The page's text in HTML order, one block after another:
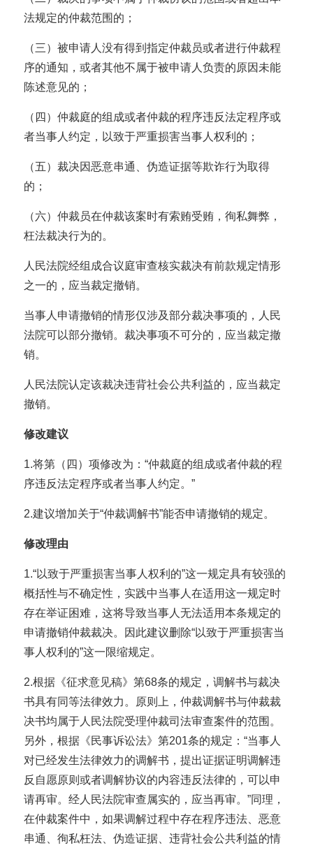
法规定的仲裁范围的；
（三）被申请人没有得到指定仲裁员或者进行仲裁程
序的通知，或者其他不属于被申请人负责的原因未能
陈述意见的；
（四）仲裁庭的组成或者仲裁的程序违反法定程序或
者当事人约定，以致于严重损害当事人权利的；
（五）裁决因恶意串通、伪造证据等欺诈行为取得
的；
（六）仲裁员在仲裁该案时有索贿受贿，徇私舞弊，
枉法裁决行为的。
人民法院经组成合议庭审查核实裁决有前款规定情形
之一的，应当裁定撤销。
当事人申请撤销的情形仅涉及部分裁决事项的，人民
法院可以部分撤销。裁决事项不可分的，应当裁定撤
销。
人民法院认定该裁决违背社会公共利益的，应当裁定
撤销。
修改建议
1.将第（四）项修改为：“仲裁庭的组成或者仲裁的程
序违反法定程序或者当事人约定。”
2.建议增加关于“仲裁调解书”能否申请撤销的规定。
修改理由
1.“以致于严重损害当事人权利的”这一规定具有较强的
概括性与不确定性，实践中当事人在适用这一规定时
存在举证困难，这将导致当事人无法适用本条规定的
申请撤销仲裁裁决。因此建议删除“以致于严重损害当
事人权利的”这一限缩规定。
2.根据《征求意见稿》第68条的规定，调解书与裁决
书具有同等法律效力。原则上，仲裁调解书与仲裁裁
决书均属于人民法院受理仲裁司法审查案件的范围。
另外，根据《民事诉讼法》第201条的规定：“当事人
对已经发生法律效力的调解书，提出证据证明调解违
反自愿原则或者调解协议的内容违反法律的，可以申
请再审。经人民法院审查属实的，应当再审。”同理，
在仲裁案件中，如果调解过程中存在程序违法、恶意
串通、徇私枉法、伪造证据、违背社会公共利益的情